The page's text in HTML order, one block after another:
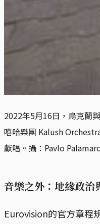
2022年5月16日，烏克蘭
嘻哈樂團 Kalush
獻唱。攝：Pavlo
音樂之外：地緣政治
Eurovision的官方章程